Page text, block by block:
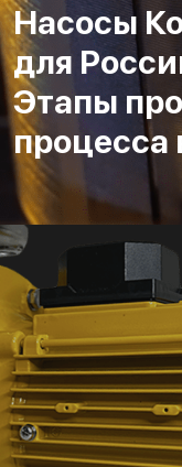
Насосы
для
Этапы
процесса